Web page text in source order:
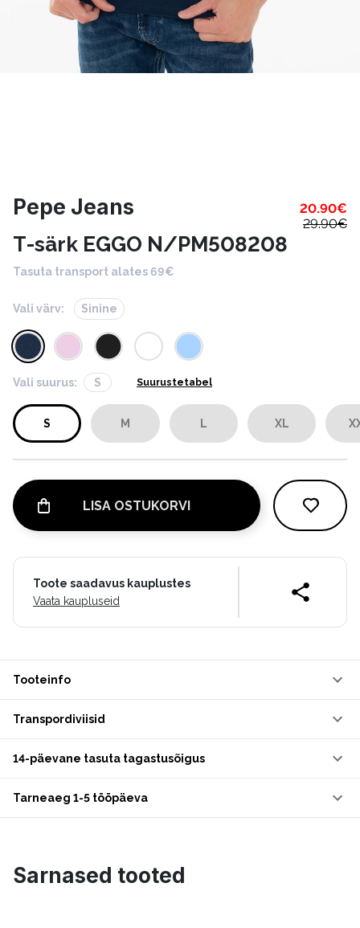
Pepe Jeans 20.90€
29.90€
T-särk EGGO N/PM508208
Tasuta transport alates 69€
Vali värv: Sinine
Vali suurus: S Suurustetabel
S M L XL
LISA OSTUKORVI
Toote saadavus kauplustes
Vaata kaupluseid
Tooteinfo
Transpordiviisid
14-päevane tasuta tagastusõigus
Tarneaeg 1-5 tööpäeva
Sarnased tooted